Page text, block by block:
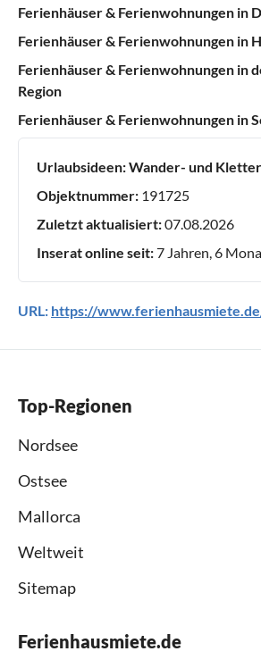
Ferienhäuser & Ferienwohnungen in
Ferienhäuser & Ferienwohnungen in
Ferienhäuser & Ferienwohnungen in
Region
Ferienhäuser & Ferienwohnungen in
Urlaubsideen:Wander- und
Objektnummer: 191725
Zuletzt aktualisiert:07.08.2026
Inserat online seit:7 Jahren, 6
URL: https://
Top-Regionen
Nordsee
Ostsee
Mallorca
Weltweit
Sitemap
Ferienhausmiete.de